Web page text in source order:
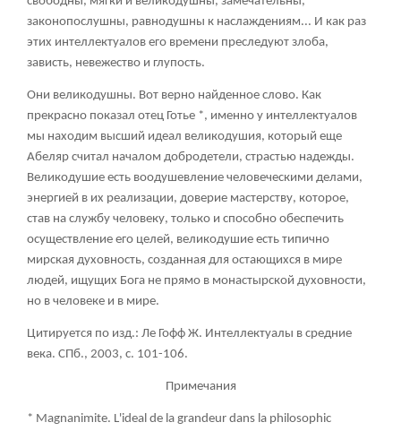
законопослушны, равнодушны к наслаждениям... И как раз
этих интеллектуалов его времени преследуют злоба,
зависть, невежество и глупость.
Они великодушны. Вот верно найденное слово. Как
прекрасно показал отец Готье *, именно у интеллектуалов
мы находим высший идеал великодушия, который еще
Абеляр считал началом добродетели, страстью надежды.
Великодушие есть воодушевление человеческими делами,
энергией в их реализации, доверие мастерству, которое,
став на службу человеку, только и способно обеспечить
осуществление его целей, великодушие есть типично
мирская духовность, созданная для остающихся в мире
людей, ищущих Бога не прямо в монастырской духовности,
но в человеке и в мире.
Цитируется по изд.: Ле Гофф Ж. Интеллектуалы в средние
века. СПб., 2003, с. 101-106.
Примечания
* Magnanimite. L'ideal de la grandeur dans la philosophic